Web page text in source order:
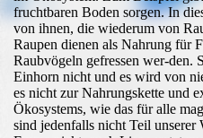
fruchtbaren Boden sorgen. In
von ihnen, die wiederum von
Raupen dienen als Nahrung für
Raubvögeln gefressen wer-den.
Einhorn nicht und es wird von
es nicht zur Nahrungskette und
Ökosystems, wie das für alle
sind jedenfalls nicht Teil unserer